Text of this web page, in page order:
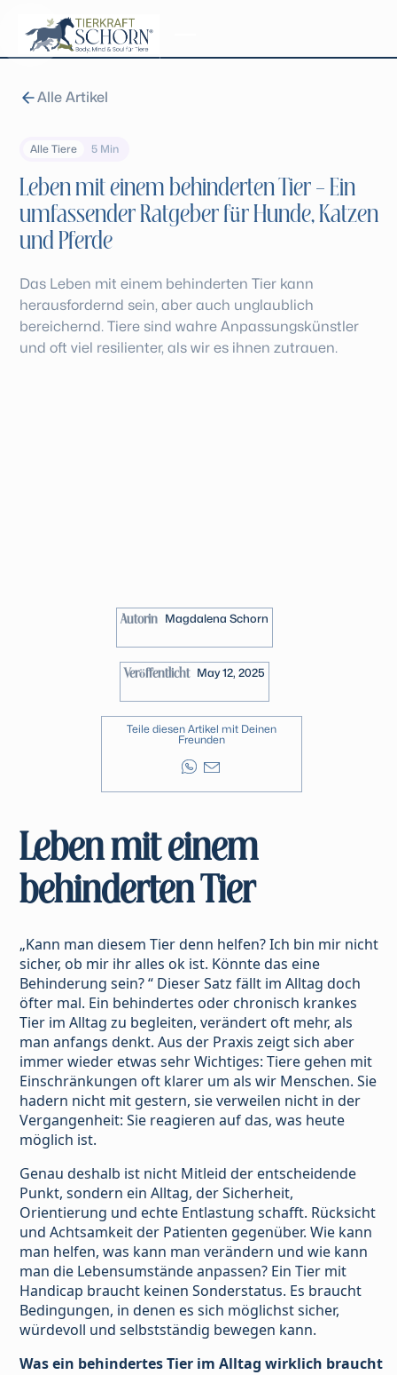
Alle Artikel
Alle Tiere 5 Min
Leben mit einem behinderten Tier – Ein
umfassender Ratgeber für Hunde, Katzen
und Pferde
Das Leben mit einem behinderten Tier kann
herausfordernd sein, aber auch unglaublich
bereichernd. Tiere sind wahre Anpassungskünstler
und oft viel resilienter, als wir es ihnen zutrauen.
Autorin Magdalena Schorn
Veröffentlicht May 12, 2025
Teile diesen Artikel mit Deinen
Freunden
Leben mit einem
behinderten Tier
„Kann man diesem Tier denn helfen? Ich bin mir nicht
sicher, ob mir ihr alles ok ist. Könnte das eine
Behinderung sein? “ Dieser Satz fällt im Alltag doch
öfter mal. Ein behindertes oder chronisch krankes
Tier im Alltag zu begleiten, verändert oft mehr, als
man anfangs denkt. Aus der Praxis zeigt sich aber
immer wieder etwas sehr Wichtiges: Tiere gehen mit
Einschränkungen oft klarer um als wir Menschen. Sie
hadern nicht mit gestern, sie verweilen nicht in der
Vergangenheit: Sie reagieren auf das, was heute
möglich ist.
Genau deshalb ist nicht Mitleid der entscheidende
Punkt, sondern ein Alltag, der Sicherheit,
Orientierung und echte Entlastung schafft. Rücksicht
und Achtsamkeit der Patienten gegenüber. Wie kann
man helfen, was kann man verändern und wie kann
man die Lebensumstände anpassen? Ein Tier mit
Handicap braucht keinen Sonderstatus. Es braucht
Bedingungen, in denen es sich möglichst sicher,
würdevoll und selbstständig bewegen kann.
Was ein behindertes Tier im Alltag wirklich braucht